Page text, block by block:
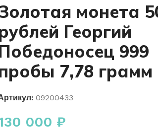
монета
Георгий
999
7,78 грамм
09200433
000 ₽